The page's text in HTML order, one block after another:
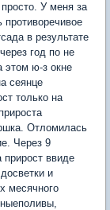
У меня за
в результате
год по не
этом ю-з окне
сеянце
только на
Отломилась
Через 9
ввиде
и
месячного